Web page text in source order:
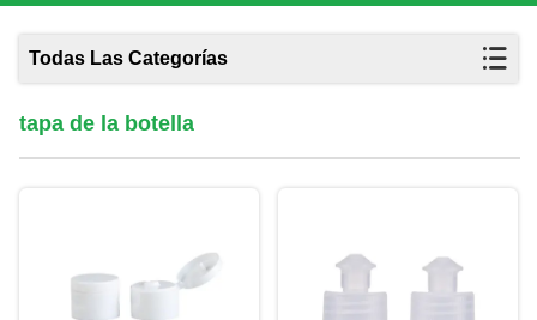
Todas Las Categorías
tapa de la botella